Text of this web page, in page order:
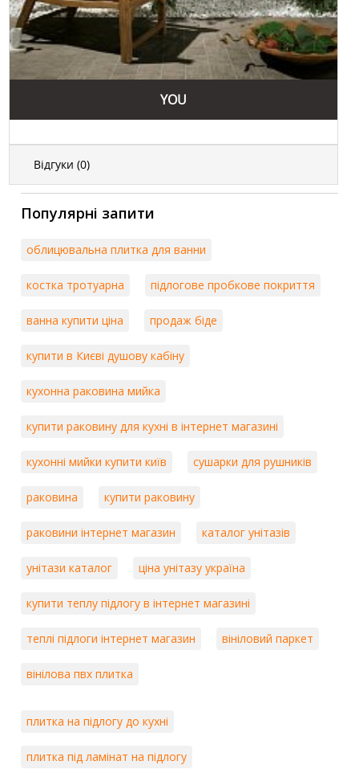
YOU
Відгуки (0)
Популярні запити
облицювальна плитка для ванни
костка тротуарна підлогове пробкове покриття
ванна купити ціна продаж біде
купити в Києві душову кабіну
кухонна раковина мийка
купити раковину для кухні в інтернет магазині
кухонні мийки купити київ сушарки для рушників
раковина купити раковину
раковини інтернет магазин каталог унітазів
унітази каталог ціна унітазу україна
купити теплу підлогу в інтернет магазині
теплі підлоги інтернет магазин вініловий паркет
вінілова пвх плитка
плитка на підлогу до кухні
плитка під ламінат на підлогу